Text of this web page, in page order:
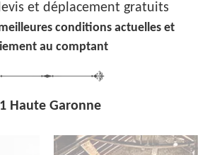
et déplacement gratuits
conditions actuelles et
au comptant
Haute Garonne